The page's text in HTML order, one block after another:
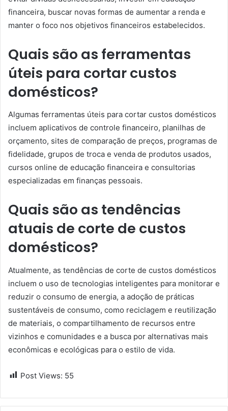
financeira, buscar novas formas de aumentar a renda e
manter o foco nos objetivos financeiros estabelecidos.
Quais são as ferramentas
úteis para cortar custos
domésticos?
Algumas ferramentas úteis para cortar custos domésticos
incluem aplicativos de controle financeiro, planilhas de
orçamento, sites de comparação de preços, programas de
fidelidade, grupos de troca e venda de produtos usados,
cursos online de educação financeira e consultorias
especializadas em finanças pessoais.
Quais são as tendências
atuais de corte de custos
domésticos?
Atualmente, as tendências de corte de custos domésticos
incluem o uso de tecnologias inteligentes para monitorar e
reduzir o consumo de energia, a adoção de práticas
sustentáveis de consumo, como reciclagem e reutilização
de materiais, o compartilhamento de recursos entre
vizinhos e comunidades e a busca por alternativas mais
econômicas e ecológicas para o estilo de vida.
Post Views: 55